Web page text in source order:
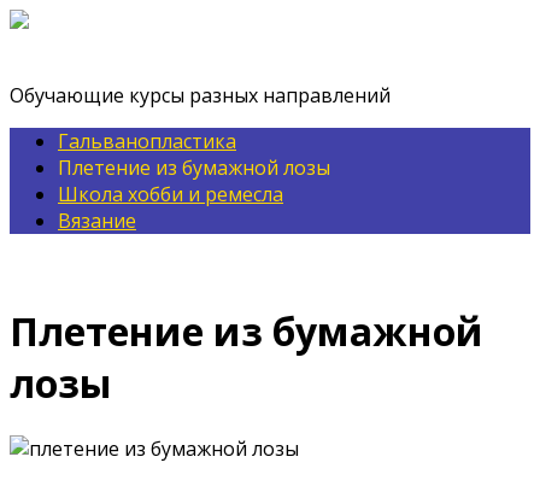
Перейти
Обучающие курсы разных направлений
Гальванопластика
Плетение из бумажной лозы
Школа хобби и ремесла
Вязание
Плетение из бумажной
лозы